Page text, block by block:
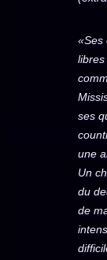
«Ses
ses
une
Un
du
de